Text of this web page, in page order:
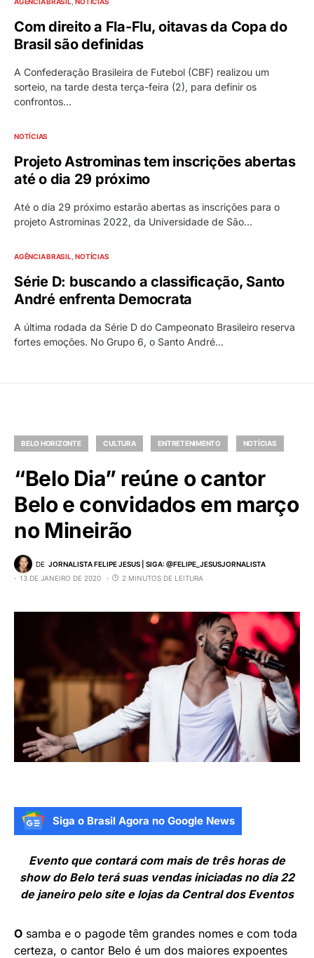
Com direito a Fla-Flu, oitavas da Copa do
Brasil são definidas
A Confederação Brasileira de Futebol (CBF) realizou um
sorteio, na tarde desta terça-feira (2), para definir os
confrontos…
NOTÍCIAS
Projeto Astrominas tem inscrições abertas
até o dia 29 próximo
Até o dia 29 próximo estarão abertas as inscrições para o
projeto Astrominas 2022, da Universidade de São…
AGÊNCIA BRASIL NOTÍCIAS
Série D: buscando a classificação, Santo
André enfrenta Democrata
A última rodada da Série D do Campeonato Brasileiro reserva
fortes emoções. No Grupo 6, o Santo André…
BELO HORIZONTE CULTURA ENTRETENIMENTO NOTÍCIAS
“Belo Dia” reúne o cantor
Belo e convidados em março
no Mineirão
DE JORNALISTA FELIPE JESUS | SIGA: @FELIPE_JESUSJORNALISTA
13 DE JANEIRO DE 2020
2 MINUTOS DE LEITURA
Siga o Brasil Agora no Google News
Evento que contará com mais de três horas de
show do Belo terá suas vendas iniciadas no dia 22
de janeiro pelo site e lojas da Central dos Eventos
O samba e o pagode têm grandes nomes e com toda
certeza, o cantor Belo é um dos maiores expoentes